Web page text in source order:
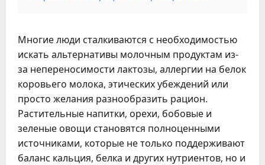
Многие люди сталкиваются с необходимостью
искать альтернативы молочным продуктам из-
за непереносимости лактозы, аллергии на белок
коровьего молока, этических убеждений или
просто желания разнообразить рацион.
Растительные напитки, орехи, бобовые и
зеленые овощи становятся полноценными
источниками, которые не только поддерживают
баланс кальция, белка и других нутриентов, но и